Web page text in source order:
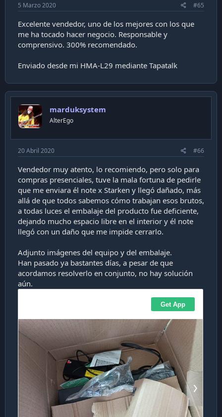
5 Marzo 2020 #65
Excelente vendedor, uno de los mejores con los que
me ha tocado hacer negocio. Responsable y
comprensivo. 300% recomendado.
Enviado desde mi HMA-L29 mediante Tapatalk
marduksystem
AlterEgo
20 Abril 2020 #66
Vendedor muy atento, lo recomiendo, pero solo para
compras presenciales, tuve la mala fortuna de pedirle
que me enviara él note x Starken y llegó dañado, más
allá de que todos sabemos cómo trabajan esos brutos,
a todas luces el embalaje del producto fue deficiente,
dejando mucho espacio libre en el interior y él note
llegó con un daño que me impide cerrarlo.
Adjunto imágenes del equipo y del embalaje.
Han pasado ya bastantes días, a pesar de que
acordamos resolverlo en conjunto, no hay solución
aún.